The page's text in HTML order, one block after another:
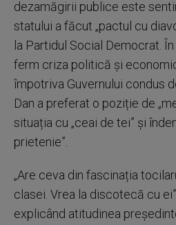
dezamăgirii publice este
statului a făcut „pactul cu
la Partidul Social Democrat.
ferm criza politică și
împotriva Guvernului condus
Dan a preferat o poziție de
situația cu „ceai de tei” și
prietenie”.
„Are ceva din fascinația
clasei. Vrea la discotecă cu
explicând atitudinea